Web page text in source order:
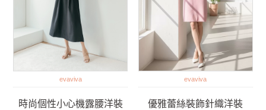
evaviva
時尚個性小心機露腰洋裝
evaviva
優雅蕾絲裝飾針織洋裝